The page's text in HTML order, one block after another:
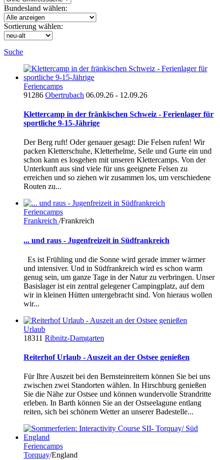
Bundesland wählen:
Sortierung wählen:
Suche
Feriencamps
91286 Obertrubach 06.09.26 - 12.09.26
Klettercamp in der fränkischen Schweiz - Ferienlager für
sportliche 9-15-Jährige
Der Berg ruft! Oder genauer gesagt: Die Felsen rufen! Wir
packen Kletterschuhe, Kletterhelme, Seile und Gurte ein und
schon kann es losgehen mit unseren Klettercamps. Von der
Unterkunft aus sind viele für uns geeignete Felsen zu
erreichen und so ziehen wir zusammen los, um verschiedene
Routen zu...
Feriencamps
Frankreich /Frankreich
... und raus - Jugenfreizeit in Südfrankreich
Es ist Frühling und die Sonne wird gerade immer wärmer
und intensiver. Und in Südfrankreich wird es schon warm
genug sein, um ganze Tage in der Natur zu verbringen. Unser
Basislager ist ein zentral gelegener Campingplatz, auf dem
wir in kleinen Hütten untergebracht sind. Von hieraus wollen
wir...
Urlaub
18311 Ribnitz-Damgarten
Reiterhof Urlaub - Auszeit an der Ostsee genießen
Für Ihre Auszeit bei den Bernsteinreitern können Sie bei uns
zwischen zwei Standorten wählen. In Hirschburg genießen
Sie die Nähe zur Ostsee und können wundervolle Strandritte
erleben. In Barth können Sie an der Ostseelagune entlang
reiten, sich bei schönem Wetter an unserer Badestelle...
Feriencamps
Torquay/England